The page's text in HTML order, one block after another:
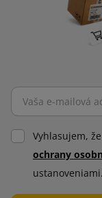
Vyhlasujem,
ochrany
ustanoveniami.